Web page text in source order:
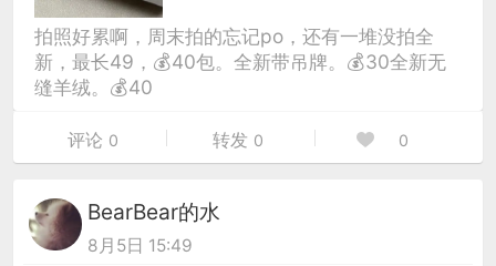
拍照好累啊，周末拍的忘记po，还有一堆没拍全
新，最长49，💰40包。全新带吊牌。💰30全新无
缝羊绒。💰40
评论 0 转发 0 0
BearBear的水
8月5日 15:49